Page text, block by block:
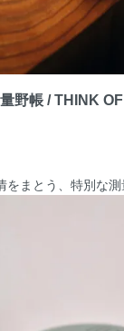
野帳 / THINK
をまとう、特別な測